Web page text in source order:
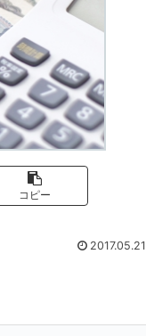
コピー
2017.05.21